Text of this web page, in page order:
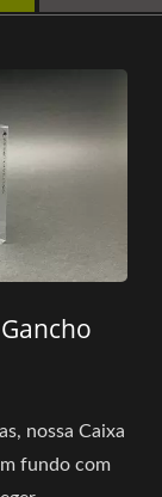
nossa Caixa
fundo com